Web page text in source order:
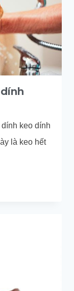
keo dính
là keo hết